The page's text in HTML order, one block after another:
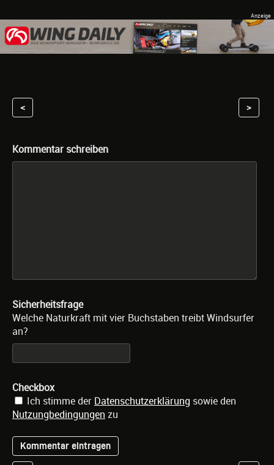
< >
Kommentar schreiben
Sicherheitsfrage
Welche Naturkraft mit vier Buchstaben treibt Windsurfer
an?
Checkbox
Ich stimme der Datenschutzerklärung sowie den
Nutzungbedingungen zu